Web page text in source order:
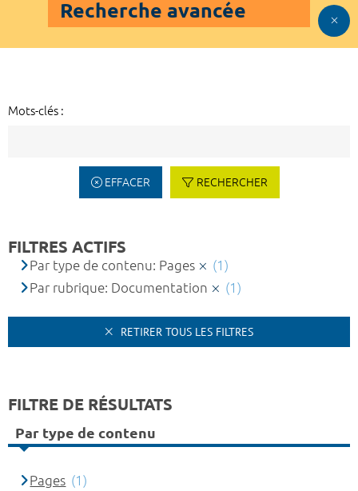
Recherche avancée
Mots-clés :
EFFACER RECHERCHER
FILTRES ACTIFS
Par type de contenu: Pages
(1)
Par rubrique: Documentation
(1)
RETIRER TOUS LES FILTRES
FILTRE DE RÉSULTATS
Par type de contenu
Pages (1)